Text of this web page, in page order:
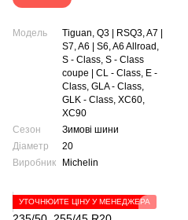
Модель
Tiguan, Q3 | RSQ3, A7 |
S7, A6 | S6, A6 Allroad,
S - Class, S - Class
coupe | CL - Class, E -
Class, GLA - Class,
GLK - Class, XC60,
XC90
Сезон
Зимові шини
Діаметр
20
Виробник
Michelin
УТОЧНЮЙТЕ ЦІНУ У МЕНЕДЖЕРА